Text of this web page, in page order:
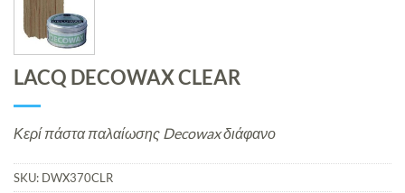
LACQ DECOWAX CLEAR
Κερί πάστα παλαίωσης Decowax διάφανο
SKU: DWX370CLR